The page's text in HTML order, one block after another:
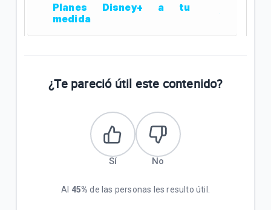
Planes Disney+ a tu
medida
¿Te pareció útil este contenido?
Sí No
Al 45% de las personas les resulto útil.